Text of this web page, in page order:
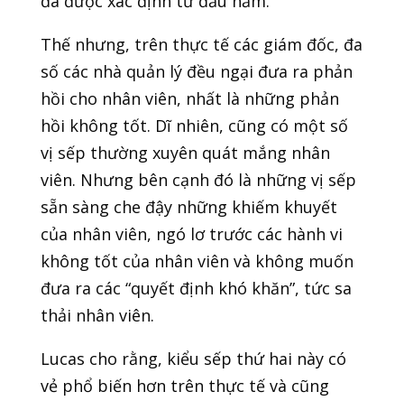
Thế nhưng, trên thực tế các giám đốc, đa
số các nhà quản lý đều ngại đưa ra phản
hồi cho nhân viên, nhất là những phản
hồi không tốt. Dĩ nhiên, cũng có một số
vị sếp thường xuyên quát mắng nhân
viên. Nhưng bên cạnh đó là những vị sếp
sẵn sàng che đậy những khiếm khuyết
của nhân viên, ngó lơ trước các hành vi
không tốt của nhân viên và không muốn
đưa ra các “quyết định khó khăn”, tức sa
thải nhân viên.
Lucas cho rằng, kiểu sếp thứ hai này có
vẻ phổ biến hơn trên thực tế và cũng